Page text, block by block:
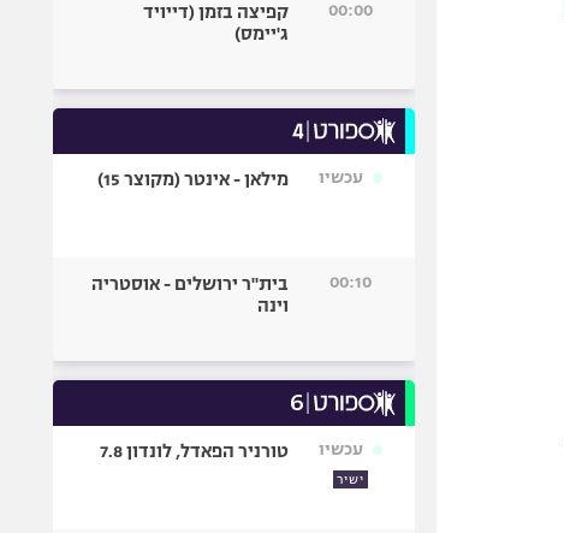
00:00
קפיצה בזמן (דייויד
ג'יימס)
עכשיו מילאן - אינטר (מקוצר 15)
00:10
בית"ר ירושלים - אוסטריה
וינה
עכשיו
ישיר
טורניר הפאדל, לונדון 7.8